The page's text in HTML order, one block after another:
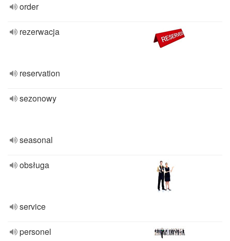
order
rezerwacja
reservation
sezonowy
seasonal
obsługa
service
personel